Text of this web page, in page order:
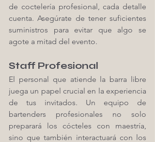
de coctelería profesional, cada detalle
cuenta. Asegúrate de tener suficientes
suministros para evitar que algo se
agote a mitad del evento.
Staff Profesional
El personal que atiende la barra libre
juega un papel crucial en la experiencia
de tus invitados. Un equipo de
bartenders profesionales no solo
preparará los cócteles con maestría,
sino que también interactuará con los